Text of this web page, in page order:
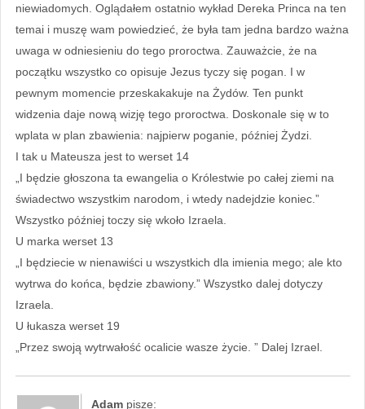
niewiadomych. Oglądałem ostatnio wykład Dereka Princa na ten
temai i muszę wam powiedzieć, że była tam jedna bardzo ważna
uwaga w odniesieniu do tego proroctwa. Zauważcie, że na
początku wszystko co opisuje Jezus tyczy się pogan. I w
pewnym momencie przeskakakuje na Żydów. Ten punkt
widzenia daje nową wizję tego proroctwa. Doskonale się w to
wplata w plan zbawienia: najpierw poganie, później Żydzi.
I tak u Mateusza jest to werset 14
„I będzie głoszona ta ewangelia o Królestwie po całej ziemi na
świadectwo wszystkim narodom, i wtedy nadejdzie koniec.”
Wszystko później toczy się wkoło Izraela.
U marka werset 13
„I będziecie w nienawiści u wszystkich dla imienia mego; ale kto
wytrwa do końca, będzie zbawiony.” Wszystko dalej dotyczy
Izraela.
U łukasza werset 19
„Przez swoją wytrwałość ocalicie wasze życie. ” Dalej Izrael.
Adam pisze: